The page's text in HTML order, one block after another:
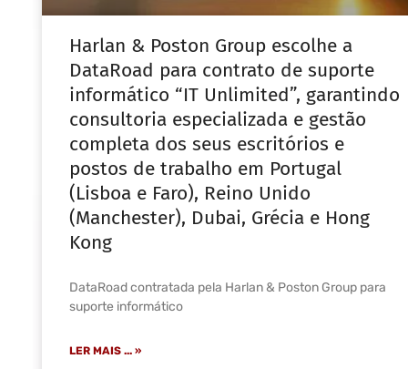
Harlan & Poston Group escolhe a
DataRoad para contrato de suporte
informático “IT Unlimited”, garantindo
consultoria especializada e gestão
completa dos seus escritórios e
postos de trabalho em Portugal
(Lisboa e Faro), Reino Unido
(Manchester), Dubai, Grécia e Hong
Kong
DataRoad contratada pela Harlan & Poston Group para
suporte informático
LER MAIS ... »